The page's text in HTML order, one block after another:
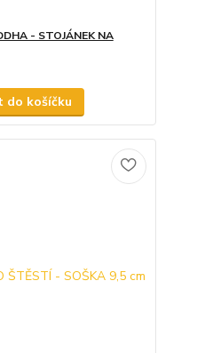
- STOJÁNEK NA
do košíčku